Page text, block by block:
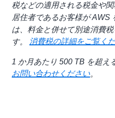
税などの適用される税金や
居住者であるお客様が AWS
は、料金と併せて別途消費
す。
消費税の詳細をご覧く
1 か月あたり 500 TB を超え
お問い合わせください。